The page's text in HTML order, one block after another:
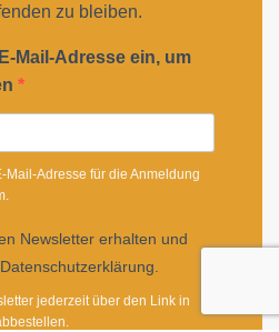
zu bleiben.
Mail-Adresse ein, um
Mail-Adresse für die Anmeldung
Newsletter erhalten und
jederzeit über den Link in